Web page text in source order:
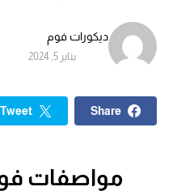
ديكورات فوم
يناير 5, 2024
Share
Tweet
مواصفات